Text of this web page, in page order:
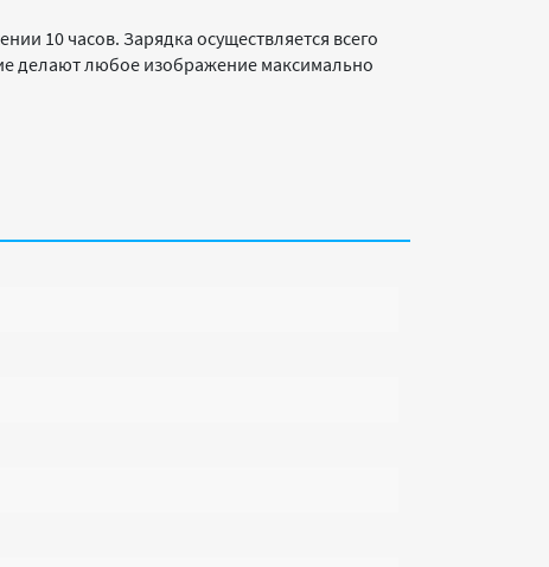
10 часов. Зарядка осуществляется всего
делают любое изображение максимально